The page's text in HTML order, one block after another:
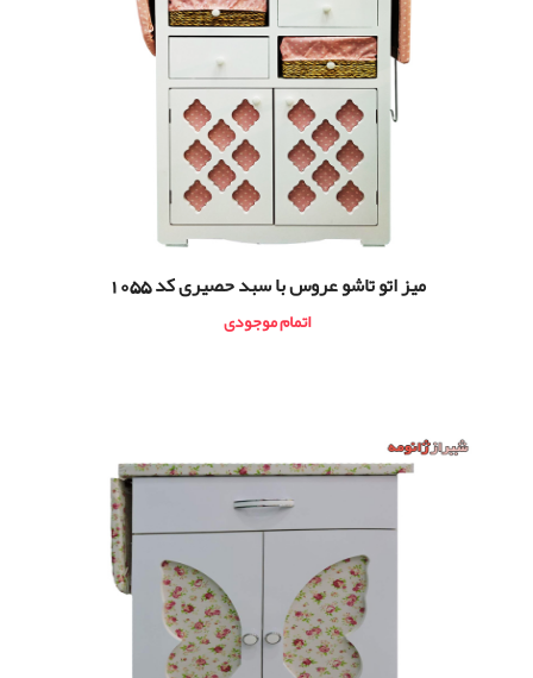
ميز اتو تاشو عروس با سبد حصیری کد 1055
اتمام موجودی